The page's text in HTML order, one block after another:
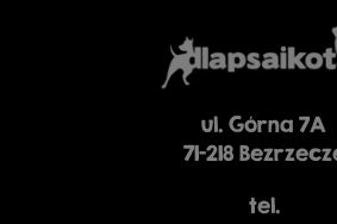
ul. Górna 7A
71-218
tel.